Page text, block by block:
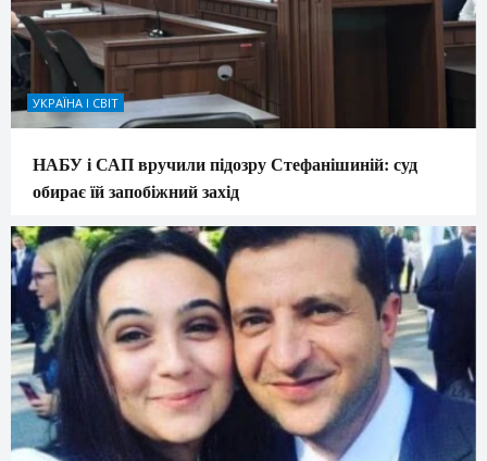
УКРАЇНА І СВІТ
НАБУ і САП вручили підозру Стефанішиній: суд
обирає їй запобіжний захід